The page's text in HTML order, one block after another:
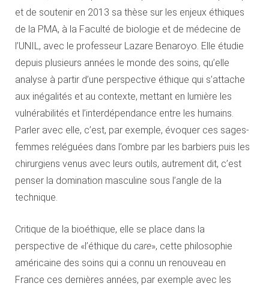
et de soutenir en 2013 sa thèse sur les enjeux éthiques
de la PMA, à la Faculté de biologie et de médecine de
l’UNIL, avec le professeur Lazare Benaroyo. Elle étudie
depuis plusieurs années le monde des soins, qu’elle
analyse à partir d’une perspective éthique qui s’attache
aux inégalités et au contexte, mettant en lumière les
vulnérabilités et l’interdépendance entre les humains.
Parler avec elle, c’est, par exemple, évoquer ces sages-
femmes reléguées dans l’ombre par les barbiers puis les
chirurgiens venus avec leurs outils, autrement dit, c’est
penser la domination masculine sous l’angle de la
technique.
Critique de la bioéthique, elle se place dans la
perspective de «l’éthique du care», cette philosophie
américaine des soins qui a connu un renouveau en
France ces dernières années, par exemple avec les